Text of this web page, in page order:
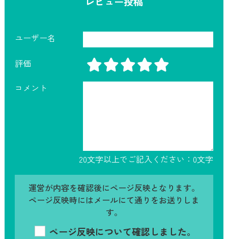
ユーザー名
評価
コメント
20文字以上でご記入ください： 0文字
運営が内容を確認後にページ反映となります。
ページ反映時にはメールにて通りをお送りしま
す。
ページ反映について確認しました。